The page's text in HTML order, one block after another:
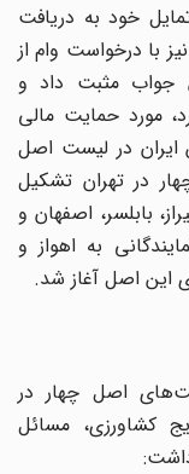
خود به دریافت
با درخواست وام از
جواب مثبت داد و
مورد حمایت مالی
ایران در لیست اصل
در تهران تشکیل
بابلسر، اصفهان و
به اهواز و
اصل چهار در
کشاورزی، مسائل